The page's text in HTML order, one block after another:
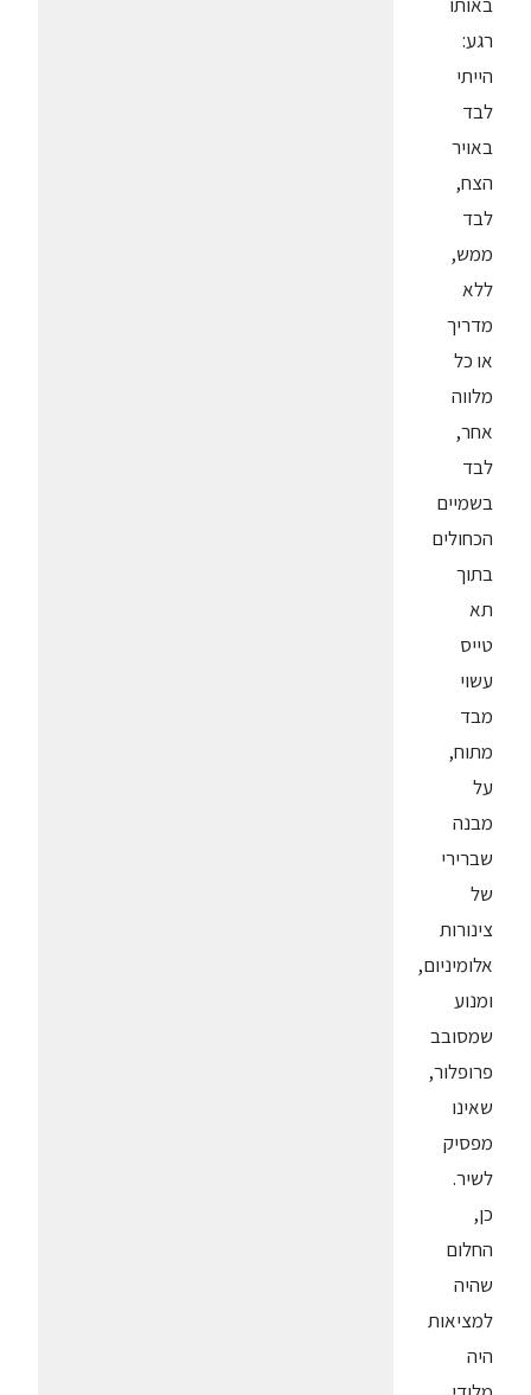
רגע:
הייתי
לבד
באויר
הצח,
לבד
ממש,
ללא
מדריך
או כל
מלווה
אחר,
לבד
בשמיים
הכחולים
בתוך
תא
טייס
עשוי
מבד
מתוח,
על
מבנה
שברירי
של
צינורות
אלומיניום,
ומנוע
שמסובב
פרופלור,
שאינו
מפסיק
לשיר.
כן,
החלום
שהיה
למציאות
היה